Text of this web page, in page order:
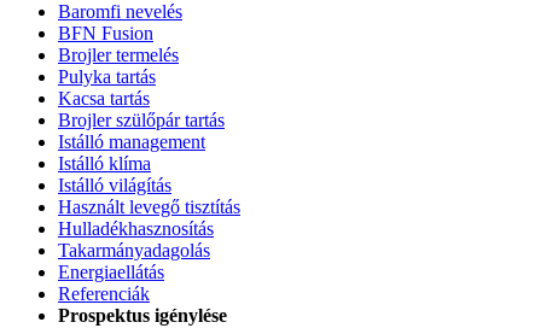
Baromfi nevelés
BFN Fusion
Brojler termelés
Pulyka tartás
Kacsa tartás
Brojler szülőpár tartás
Istálló management
Istálló klíma
Istálló világítás
Használt levegő tisztítás
Hulladékhasznosítás
Takarmányadagolás
Energiaellátás
Referenciák
Prospektus igénylése